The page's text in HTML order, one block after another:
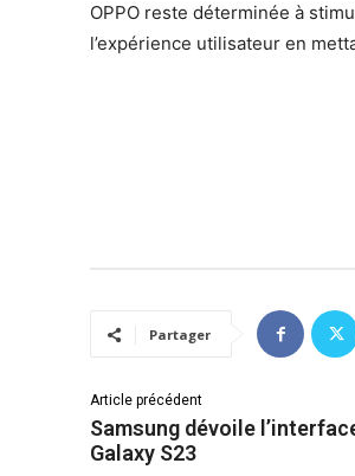
OPPO reste déterminée à
l’expérience utilisateur en
Partager
Article précédent
Samsung dévoile
Galaxy S23